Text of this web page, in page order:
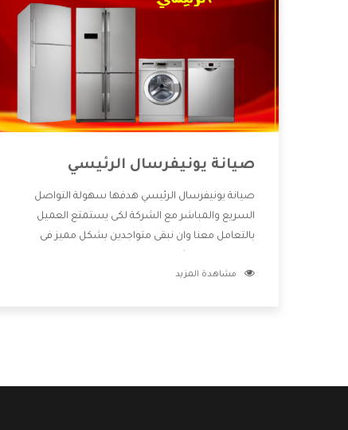
صيانة يونيفرسال الرئيسي
صيانة يونيفرسال الرئيسي هدفها سهولة التواصل
السريع والمباشر مع الشركة لكى يستمتع العميل
بالتعامل معنا وان نبقى متواجدين بشكل مميز فى
للعميل وان يستمتع بالخدمات التى تنفرد الشركة بها
مشاهدة المزيد